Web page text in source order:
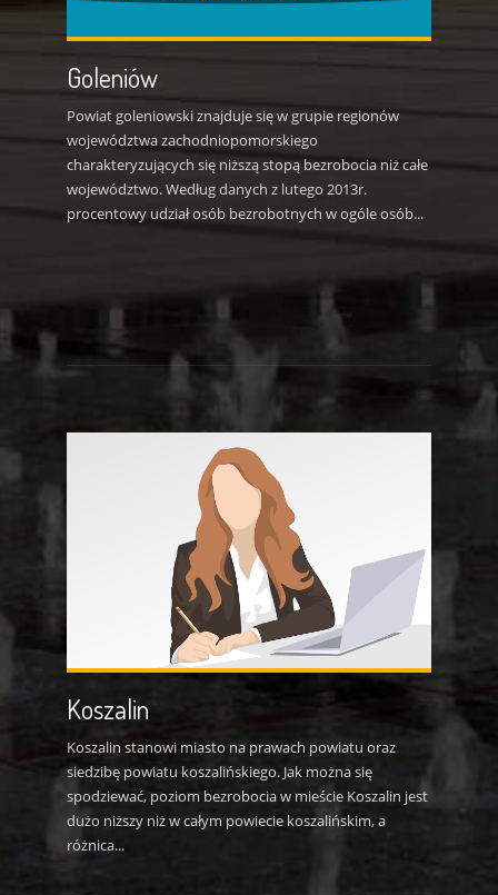
Goleniów
Powiat goleniowski znajduje się w grupie regionów
województwa zachodniopomorskiego
charakteryzujących się niższą stopą bezrobocia niż całe
województwo. Według danych z lutego 2013r.
procentowy udział osób bezrobotnych w ogóle osób...
Koszalin
Koszalin stanowi miasto na prawach powiatu oraz
siedzibę powiatu koszalińskiego. Jak można się
spodziewać, poziom bezrobocia w mieście Koszalin jest
dużo niższy niż w całym powiecie koszalińskim, a
różnica...